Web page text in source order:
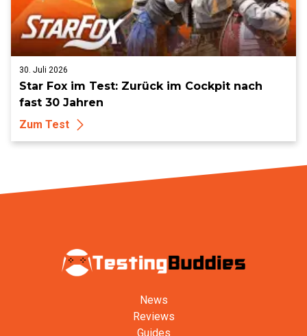
30. Juli 2026
Star Fox im Test: Zurück im Cockpit nach
fast 30 Jahren
Zum Test
News
Reviews
Guides